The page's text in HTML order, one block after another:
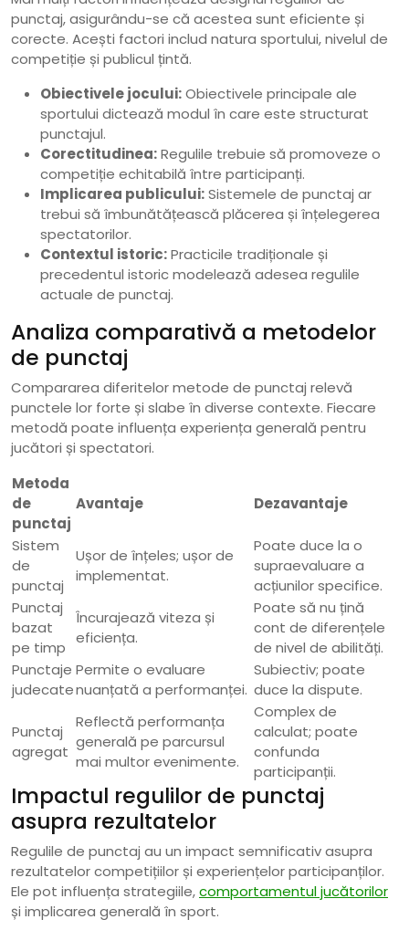
punctaj, asigurându-se că acestea sunt eficiente și
corecte. Acești factori includ natura sportului, nivelul de
competiție și publicul țintă.
Obiectivele jocului:Obiectivele principale ale
sportului dictează modul în care este structurat
punctajul.
Corectitudinea:Regulile trebuie să promoveze o
competiție echitabilă între participanți.
Implicarea publicului:Sistemele de punctaj ar
trebui să îmbunătățească plăcerea și înțelegerea
spectatorilor.
Contextul istoric:Practicile tradiționale și
precedentul istoric modelează adesea regulile
actuale de punctaj.
Analiza comparativă a metodelor
de punctaj
Compararea diferitelor metode de punctaj relevă
punctele lor forte și slabe în diverse contexte. Fiecare
metodă poate influența experiența generală pentru
jucători și spectatori.
Metoda
de
punctaj
Avantaje Dezavantaje
Sistem
de
punctaj
Ușor de înțeles; ușor de
implementat.
Poate duce la o
supraevaluare a
acțiunilor specifice.
Punctaj
bazat
pe timp
Încurajează viteza și
eficiența.
Poate să nu țină
cont de diferențele
de nivel de abilități.
Punctaje
judecate
Permite o evaluare
nuanțată a performanței.
Subiectiv; poate
duce la dispute.
Punctaj
agregat
Reflectă performanța
generală pe parcursul
mai multor evenimente.
Complex de
calculat; poate
confunda
participanții.
Impactul regulilor de punctaj
asupra rezultatelor
Regulile de punctaj au un impact semnificativ asupra
rezultatelor competițiilor și experiențelor participanților.
Ele pot influența strategiile,comportamentul jucătorilor
și implicarea generală în sport.